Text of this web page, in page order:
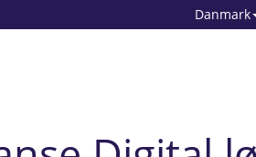
Danmark